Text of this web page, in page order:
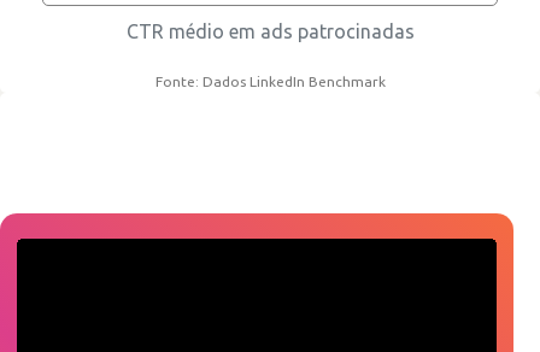
CTR médio em ads patrocinadas
Fonte: Dados LinkedIn Benchmark